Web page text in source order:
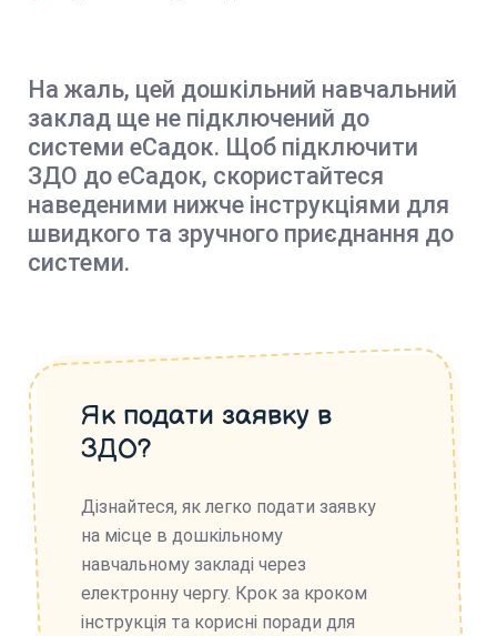
На жаль, цей дошкільний навчальний
заклад ще не підключений до
системи еСадок. Щоб підключити
ЗДО до еСадок, скористайтеся
наведеними нижче інструкціями для
швидкого та зручного приєднання до
системи.
Як подати заявку в
ЗДО?
Дізнайтеся, як легко подати заявку
на місце в дошкільному
навчальному закладі через
електронну чергу. Крок за кроком
інструкція та корисні поради для